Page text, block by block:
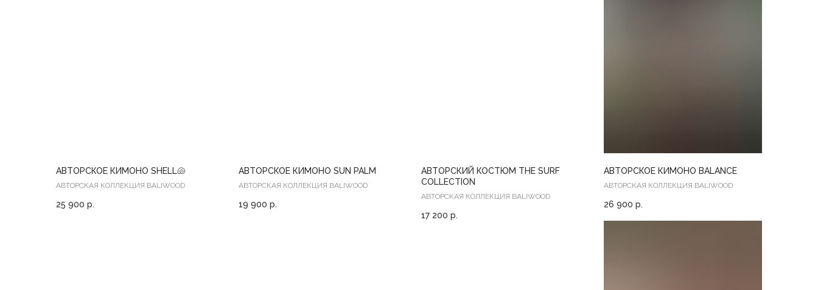
АВТОРСКОЕ КИМОНО SHELL🐚
АВТОРСКАЯ КОЛЛЕКЦИЯ BALIWOOD
25 900 р.
АВТОРСКОЕ КИМОНО SUN PALM
АВТОРСКАЯ КОЛЛЕКЦИЯ BALIWOOD
19 900 р.
АВТОРСКИЙ КОСТЮМ THE SURF
COLLECTION
АВТОРСКАЯ КОЛЛЕКЦИЯ BALIWOOD
17 200 р.
АВТОРСКОЕ КИМОНО BALANCE
АВТОРСКАЯ КОЛЛЕКЦИЯ BALIWOOD
26 900 р.